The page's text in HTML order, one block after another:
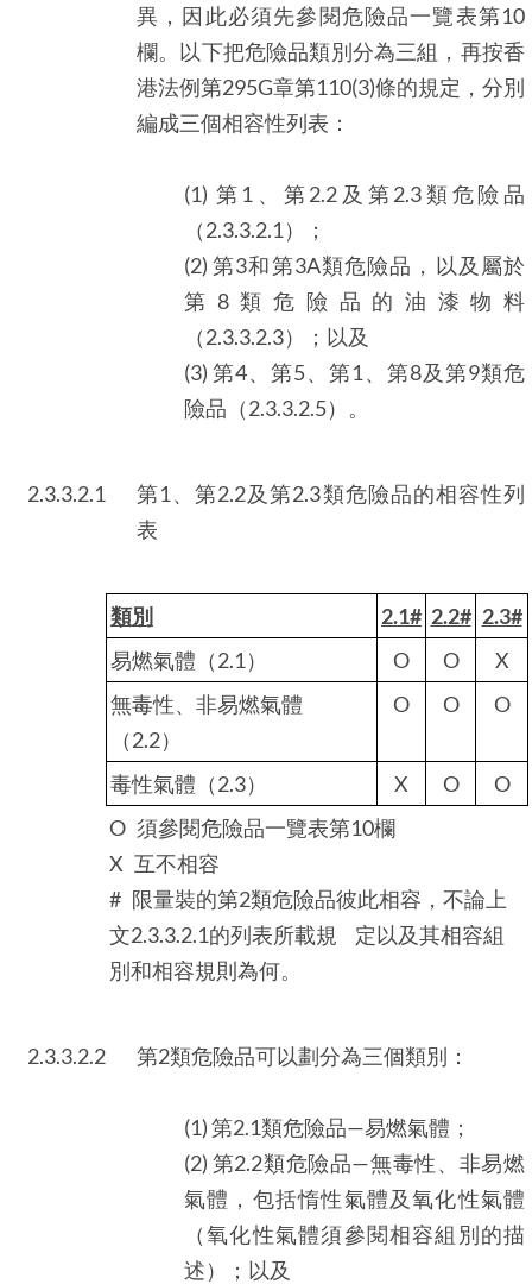
異，因此必須先參閱危險品一覽表第10
欄。以下把危險品類別分為三組，再按香
港法例第295G章第110(3)條的規定，分別
編成三個相容性列表：
(1) 第1、第2.2及第2.3類危險品
（2.3.3.2.1）；
(2) 第3和第3A類危險品，以及屬於
第8類危險品的油漆物料
（2.3.3.2.3）；以及
(3) 第4、第5、第1、第8及第9類危
險品（2.3.3.2.5）。
2.3.3.2.1
第1、第2.2及第2.3類危險品的相容性列
表
類別 2.1# 2.2# 2.3#
易燃氣體（2.1）
O O
X
無毒性、非易燃氣體
（2.2）
O O O
毒性氣體（2.3） X O
O
O 須參閱危險品一覽表第10欄
X 互不相容
# 限量裝的第2類危險品彼此相容，不論上
文2.3.3.2.1的列表所載規 定以及其相容組
別和相容規則為何。
2.3.3.2.2 第2類危險品可以劃分為三個類別：
(1) 第2.1類危險品—易燃氣體；
(2) 第2.2類危險品—無毒性、非易燃
氣體，包括惰性氣體及氧化性氣體
（氧化性氣體須參閱相容組別的描
述）；以及